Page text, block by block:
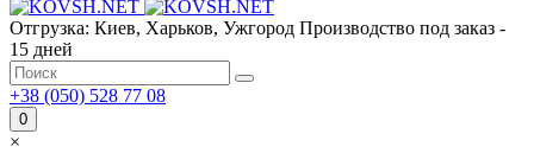
Отгрузка: Киев, Харьков, Ужгород Производство под заказ -
15 дней
+38 (050) 528 77 08
0
×